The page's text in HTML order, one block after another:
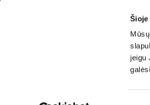
Šioje
jeigu
Gynėjų g. 14, 01110 Vilnius